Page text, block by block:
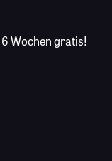
6 Wochen gratis!